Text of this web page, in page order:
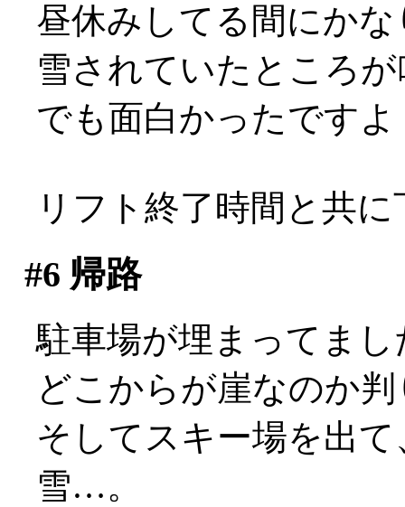
昼休みしてる間にか
雪されていたところ
でも面白かったですよ
リフト終了時間と共に
#6 帰路
駐車場が埋まってま
どこからが崖なのか
そしてスキー場を出
雪…。